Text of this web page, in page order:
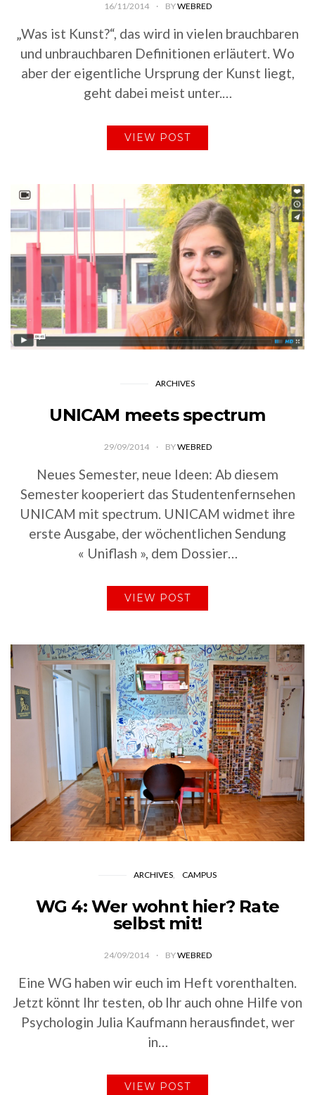
16/11/2014 BYWEBRED
„Was ist Kunst?“, das wird in vielen brauchbaren
und unbrauchbaren Definitionen erläutert. Wo
aber der eigentliche Ursprung der Kunst liegt,
geht dabei meist unter.…
VIEW POST
ARCHIVES
UNICAM meets spectrum
29/09/2014 BYWEBRED
Neues Semester, neue Ideen: Ab diesem
Semester kooperiert das Studentenfernsehen
UNICAM mit spectrum. UNICAM widmet ihre
erste Ausgabe, der wöchentlichen Sendung
« Uniflash », dem Dossier…
VIEW POST
ARCHIVES CAMPUS
WG 4: Wer wohnt hier? Rate
selbst mit!
24/09/2014 BYWEBRED
Eine WG haben wir euch im Heft vorenthalten.
Jetzt könnt Ihr testen, ob Ihr auch ohne Hilfe von
Psychologin Julia Kaufmann herausfindet, wer
in…
VIEW POST